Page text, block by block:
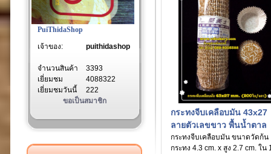
PuiThidaShop
เจ้าของ:
puithidashop
จำนวนสินค้า
3393
เยี่ยมชม
4088322
เยี่ยมชมวันนี้
222
ขอเป็นสมาชิก
กระทงจีบเคลือบมัน 43x27
ลายตัวเลขขาว พื้นน้ำตาล
(200ใบ/แถว)
กระทงจีบเคลือบมัน ขนาดวัดก้น
กระทง 4.3 cm. x สูง 2.7 cm. ใน